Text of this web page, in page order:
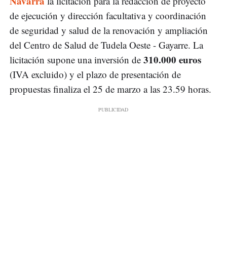
de ejecución y dirección facultativa y coordinación
de seguridad y salud de la renovación y ampliación
del Centro de Salud de Tudela Oeste - Gayarre. La
licitación supone una inversión de 310.000 euros
(IVA excluido) y el plazo de presentación de
propuestas finaliza el 25 de marzo a las 23.59 horas.